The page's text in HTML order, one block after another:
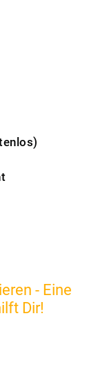
- Eine
Dir!